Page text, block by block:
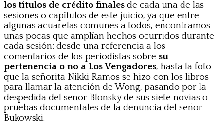
los títulos de crédito finales de cada una de las
sesiones o capítulos de este juicio, ya que entre
algunas acuarelas comunes a todos, encontramos
unas pocas que amplían hechos ocurridos durante
cada sesión: desde una referencia a los
comentarios de los periodistas sobre su
pertenencia o no a Los Vengadores, hasta la foto
que la señorita Nikki Ramos se hizo con los libros
para llamar la atención de Wong, pasando por la
despedida del señor Blonsky de sus siete novias o
pruebas documentales de la denuncia del señor
Bukowski.